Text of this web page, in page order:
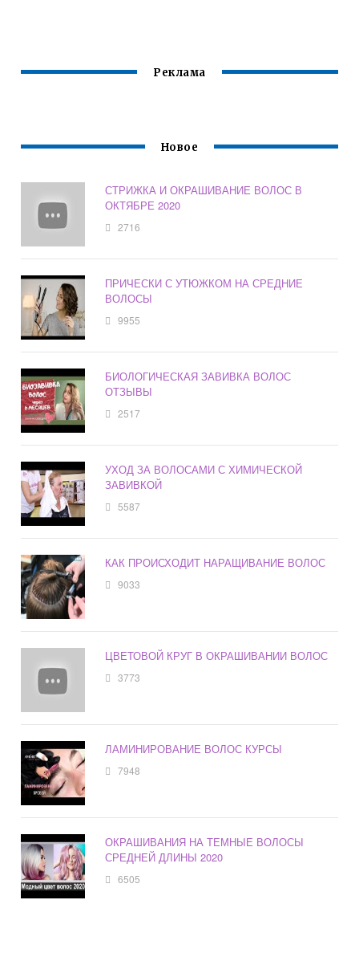
Реклама
Новое
СТРИЖКА И ОКРАШИВАНИЕ ВОЛОС В
ОКТЯБРЕ 2020
2716
ПРИЧЕСКИ С УТЮЖКОМ НА СРЕДНИЕ
ВОЛОСЫ
9955
БИОЛОГИЧЕСКАЯ ЗАВИВКА ВОЛОС
ОТЗЫВЫ
2517
УХОД ЗА ВОЛОСАМИ С ХИМИЧЕСКОЙ
ЗАВИВКОЙ
5587
КАК ПРОИСХОДИТ НАРАЩИВАНИЕ ВОЛОС
9033
ЦВЕТОВОЙ КРУГ В ОКРАШИВАНИИ ВОЛОС
3773
ЛАМИНИРОВАНИЕ ВОЛОС КУРСЫ
7948
ОКРАШИВАНИЯ НА ТЕМНЫЕ ВОЛОСЫ
СРЕДНЕЙ ДЛИНЫ 2020
6505